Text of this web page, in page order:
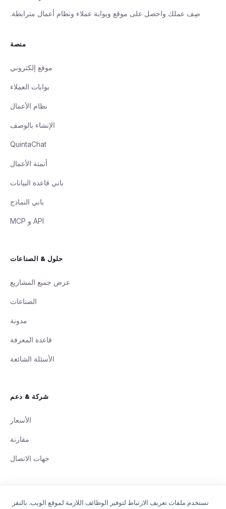
صِف عملك واحصل على موقع وبوابة عملاء ونظام أعمال مترابطة.
منصة
موقع إلكتروني
بوابات العملاء
نظام الأعمال
الإنشاء بالوصف
QuintaChat
أتمتة الأعمال
باني قاعدة البيانات
باني النماذج
API و MCP
حلول & الصناعات
عرض جميع المشاريع
الصناعات
مدونة
قاعدة المعرفة
الأسئلة الشائعة
شركة & دعم
الأسعار
مقارنة
جهات الاتصال
نستخدم ملفات تعريف الارتباط لتوفير الوظائف اللازمة لموقع الويب. بالنقر